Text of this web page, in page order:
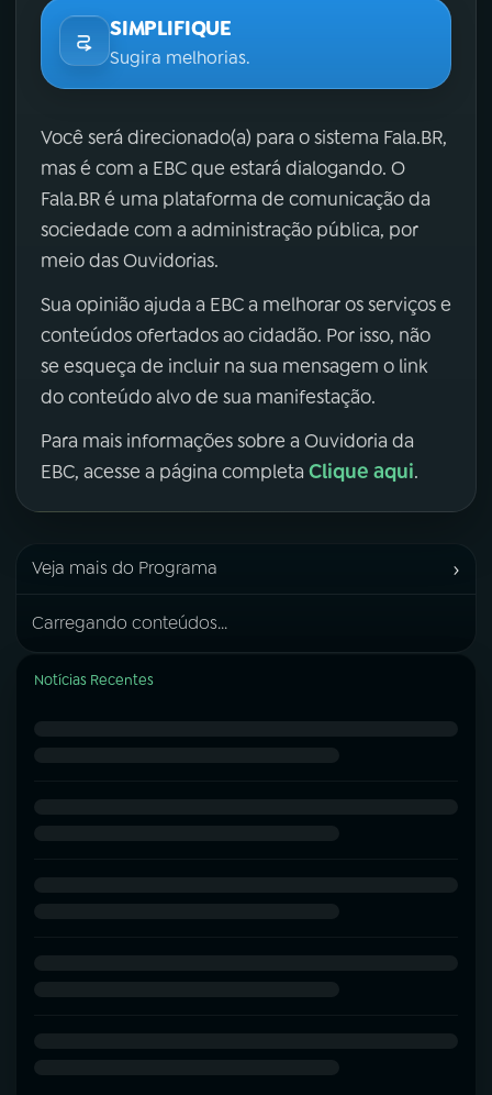
SIMPLIFIQUE
Sugira melhorias.
Você será direcionado(a) para o sistema Fala.BR,
mas é com a EBC que estará dialogando. O
Fala.BR é uma plataforma de comunicação da
sociedade com a administração pública, por
meio das Ouvidorias.
Sua opinião ajuda a EBC a melhorar os serviços e
conteúdos ofertados ao cidadão. Por isso, não
se esqueça de incluir na sua mensagem o link
do conteúdo alvo de sua manifestação.
Para mais informações sobre a Ouvidoria da
EBC, acesse a página completa Clique aqui.
Veja mais do Programa ›
Carregando conteúdos...
Notícias Recentes